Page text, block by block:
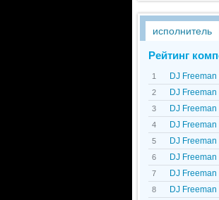
исполнитель
Рейтинг
1 DJ
2
DJ
3
DJ
4
DJ Freeman
5
DJ
6
DJ
7
DJ
8
DJ